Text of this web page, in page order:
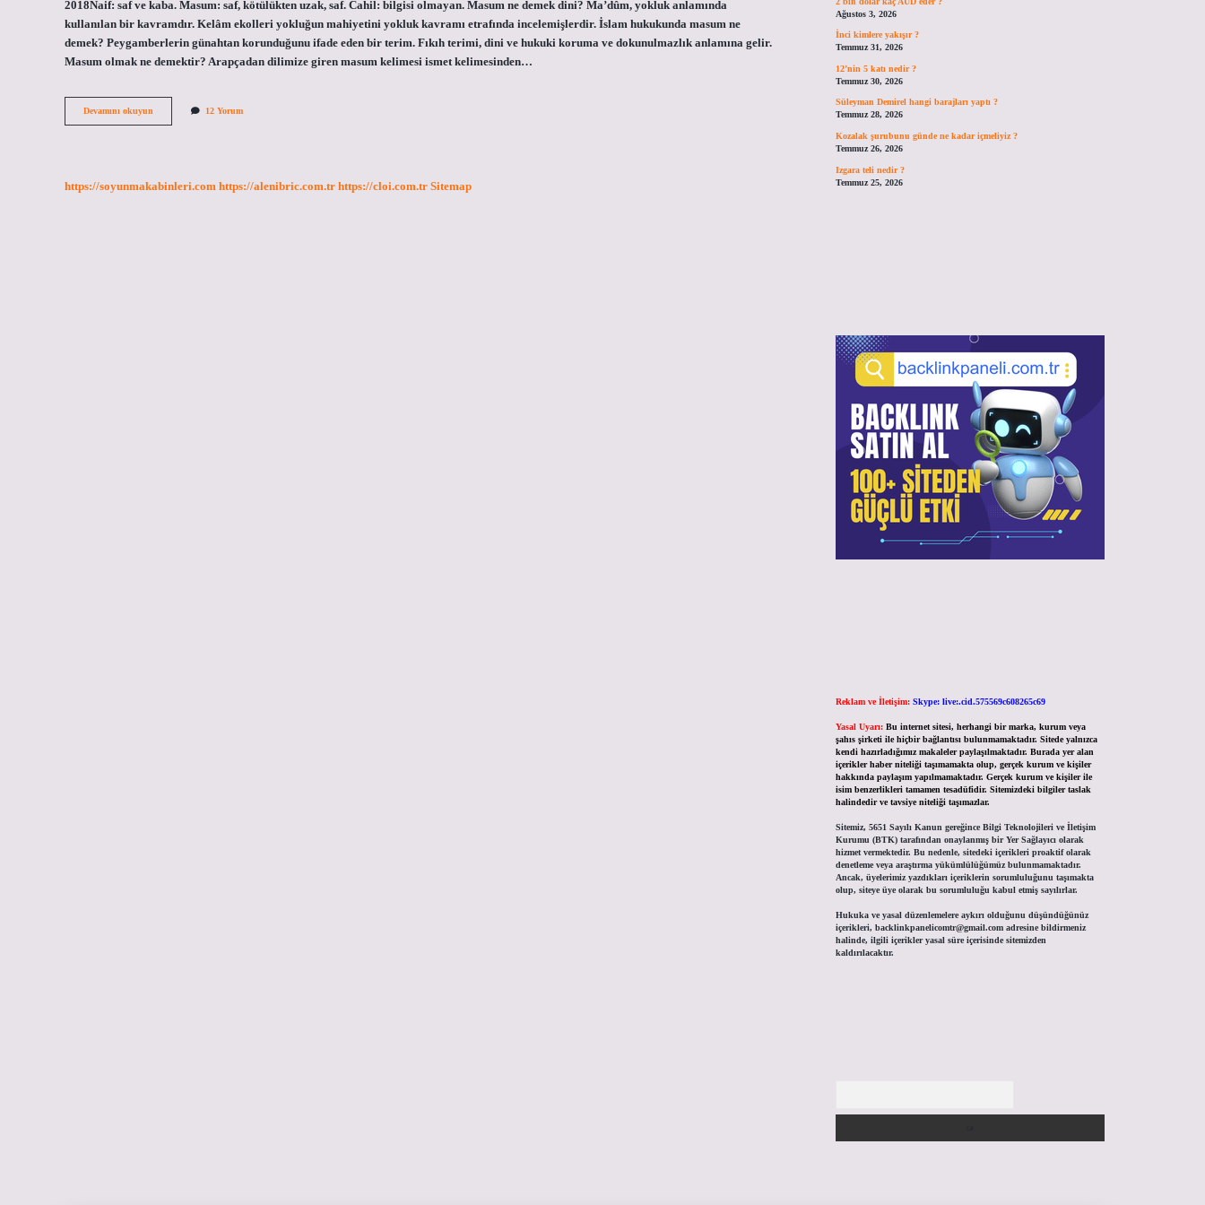
2018Naif: saf ve kaba. Masum: saf, kötülükten uzak, saf. Cahil: bilgisi olmayan. Masum ne demek dini? Ma’dûm, yokluk anlamında
kullanılan bir kavramdır. Kelâm ekolleri yokluğun mahiyetini yokluk kavramı etrafında incelemişlerdir. İslam hukukunda masum ne
demek? Peygamberlerin günahtan korunduğunu ifade eden bir terim. Fıkıh terimi, dini ve hukuki koruma ve dokunulmazlık anlamına gelir.
Masum olmak ne demektir? Arapçadan dilimize giren masum kelimesi ismet kelimesinden…
Devamını okuyun
Kavramı
12 Yorum
https://soyunmakabinleri.com https://alenibric.com.tr https://cloi.com.tr Sitemap
Ağustos 3, 2026
İnci kimlere yakışır ?
Temmuz 31, 2026
12’nin 5 katı nedir ?
Temmuz 30, 2026
Süleyman Demirel hangi barajları yaptı ?
Temmuz 28, 2026
Kozalak şurubunu günde ne kadar içmeliyiz ?
Temmuz 26, 2026
Izgara teli nedir ?
Temmuz 25, 2026
Reklam ve İletişim: Skype: live:.cid.575569c608265c69
Yasal Uyarı: Bu internet sitesi, herhangi bir marka, kurum veya
şahıs şirketi ile hiçbir bağlantısı bulunmamaktadır. Sitede yalnızca
kendi hazırladığımız makaleler paylaşılmaktadır. Burada yer alan
içerikler haber niteliği taşımamakta olup, gerçek kurum ve kişiler
hakkında paylaşım yapılmamaktadır. Gerçek kurum ve kişiler ile
isim benzerlikleri tamamen tesadüfidir. Sitemizdeki bilgiler taslak
halindedir ve tavsiye niteliği taşımazlar.
Sitemiz, 5651 Sayılı Kanun gereğince Bilgi Teknolojileri ve İletişim
Kurumu (BTK) tarafından onaylanmış bir Yer Sağlayıcı olarak
hizmet vermektedir. Bu nedenle, sitedeki içerikleri proaktif olarak
denetleme veya araştırma yükümlülüğümüz bulunmamaktadır.
Ancak, üyelerimiz yazdıkları içeriklerin sorumluluğunu taşımakta
olup, siteye üye olarak bu sorumluluğu kabul etmiş sayılırlar.
Hukuka ve yasal düzenlemelere aykırı olduğunu düşündüğünüz
içerikleri, backlinkpanelicomtr@gmail.comadresine bildirmeniz
halinde, ilgili içerikler yasal süre içerisinde sitemizden
kaldırılacaktır.